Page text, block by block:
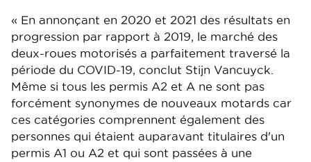
« En annonçant en 2020 et 2021 des résultats en
progression par rapport à 2019, le marché des
deux-roues motorisés a parfaitement traversé la
période du COVID-19, conclut Stijn Vancuyck.
Même si tous les permis A2 et A ne sont pas
forcément synonymes de nouveaux motards car
ces catégories comprennent également des
personnes qui étaient auparavant titulaires d'un
permis A1 ou A2 et qui sont passées à une